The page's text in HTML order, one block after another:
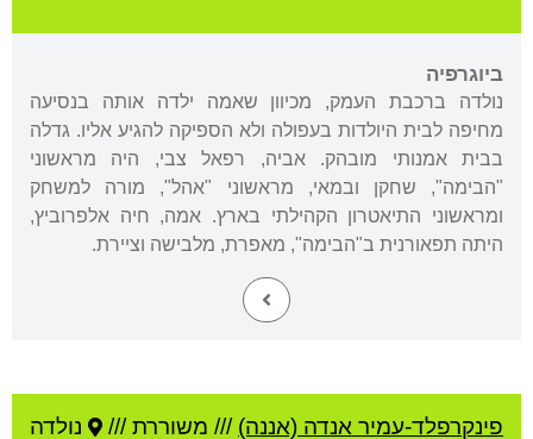
ביוגרפיה
נולדה ברכבת העמק, מכיוון שאמה ילדה אותה בנסיעה
מחיפה לבית היולדות בעפולה ולא הספיקה להגיע אליו. גדלה
בבית אמנותי מובהק. אביה, רפאל צבי, היה מראשוני
"הבימה", שחקן ובמאי, מראשוני "אהל", מורה למשחק
ומראשוני התיאטרון הקהילתי בארץ. אמה, חיה אלפרוביץ,
היתה תפאורנית ב"הבימה", מאפרת, מלבישה וציירת.
פינקרפלד-עמיר אנדה (אננה) /// משוררת ///
נולדה